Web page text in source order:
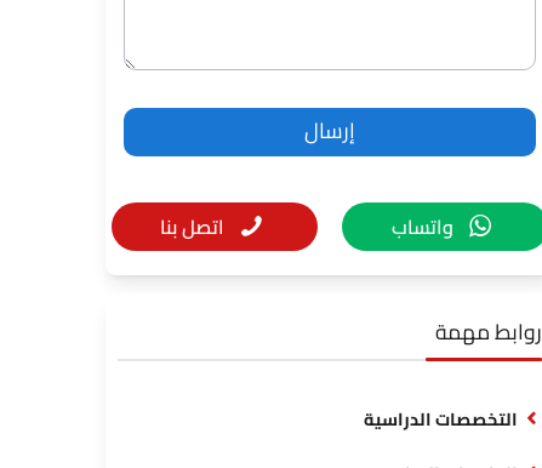
واتساب اتصل بنا
روابط مهمة
التخصصات الدراسية